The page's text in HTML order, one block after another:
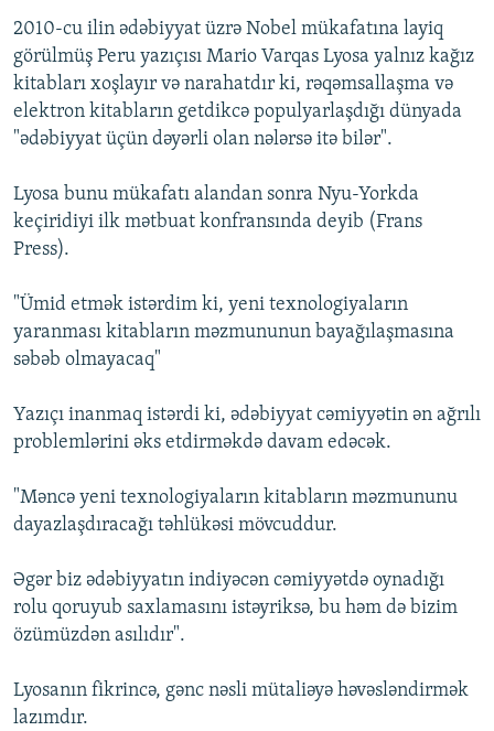
BIZIMLƏ ƏLAQƏ
XƏBƏR BÜLLETENLƏRIMIZ
2010-cu ilin ədəbiyyat üzrə Nobel mükafatına layiq
görülmüş Peru yazıçısı Mario Varqas Lyosa yalnız kağız
kitabları xoşlayır və narahatdır ki, rəqəmsallaşma və
elektron kitabların getdikcə populyarlaşdığı dünyada
"ədəbiyyat üçün dəyərli olan nələrsə itə bilər".
Lyosa bunu mükafatı alandan sonra Nyu-Yorkda
keçiridiyi ilk mətbuat konfransında deyib (Frans
Press).
"Ümid etmək istərdim ki, yeni texnologiyaların
yaranması kitabların məzmununun bayağılaşmasına
səbəb olmayacaq"
Yazıçı inanmaq istərdi ki, ədəbiyyat cəmiyyətin ən ağrılı
problemlərini əks etdirməkdə davam edəcək.
"Məncə yeni texnologiyaların kitabların məzmununu
dayazlaşdıracağı təhlükəsi mövcuddur.
Əgər biz ədəbiyyatın indiyəcən cəmiyyətdə oynadığı
rolu qoruyub saxlamasını istəyriksə, bu həm də bizim
özümüzdən asılıdır".
Lyosanın fikrincə, gənc nəsli mütaliəyə həvəsləndirmək
lazımdır.